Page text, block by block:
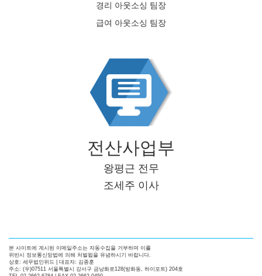
경리 아웃소싱 팀장
급여 아웃소싱 팀장
전산사업부
왕평근 전무
조세주 이사
본 사이트에 계시된 이메일주소는 자동수집을 거부하며 이를
위반시 정보통신망법에 의해 처벌됩을 유념하시기 바랍니다.
상호: 세무법인위드 | 대표자: 김종훈
주소: (우)07511 서울특별시 강서구 금낭화로128(방화동, 하이포트) 204호